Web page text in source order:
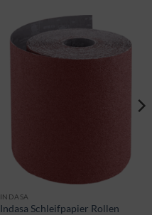
INDASA
Indasa Schleifpapier Rollen